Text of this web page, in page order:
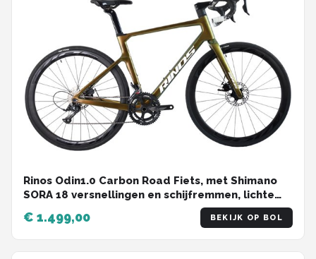
Rinos Odin1.0 Carbon Road Fiets, met Shimano
SORA 18 versnellingen en schijfremmen, lichte
fiets voor dames en heren, 700 x 40C, Kameleon
Goud & Groent 56
€ 1.499,00 BEKIJK OP BOL